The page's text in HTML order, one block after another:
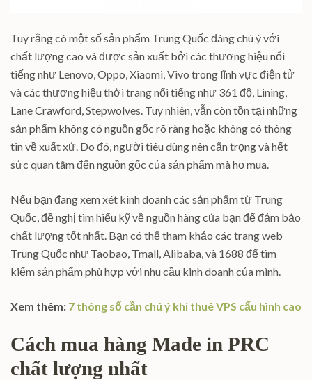
Tuy rằng có một số sản phẩm Trung Quốc đáng chú ý với
chất lượng cao và được sản xuất bởi các thương hiệu nổi
tiếng như Lenovo, Oppo, Xiaomi, Vivo trong lĩnh vực điện tử
và các thương hiệu thời trang nổi tiếng như 361 độ, Lining,
Lane Crawford, Stepwolves. Tuy nhiên, vẫn còn tồn tại những
sản phẩm không có nguồn gốc rõ ràng hoặc không có thông
tin về xuất xứ. Do đó, người tiêu dùng nên cẩn trọng và hết
sức quan tâm đến nguồn gốc của sản phẩm mà họ mua.
Nếu bạn đang xem xét kinh doanh các sản phẩm từ Trung
Quốc, đề nghị tìm hiểu kỹ về nguồn hàng của bạn để đảm bảo
chất lượng tốt nhất. Bạn có thể tham khảo các trang web
Trung Quốc như Taobao, Tmall, Alibaba, và 1688 để tìm
kiếm sản phẩm phù hợp với nhu cầu kinh doanh của mình.
Xem thêm: 7 thông số cần chú ý khi thuê VPS cấu hình cao
Cách mua hàng Made in PRC
chất lượng nhất